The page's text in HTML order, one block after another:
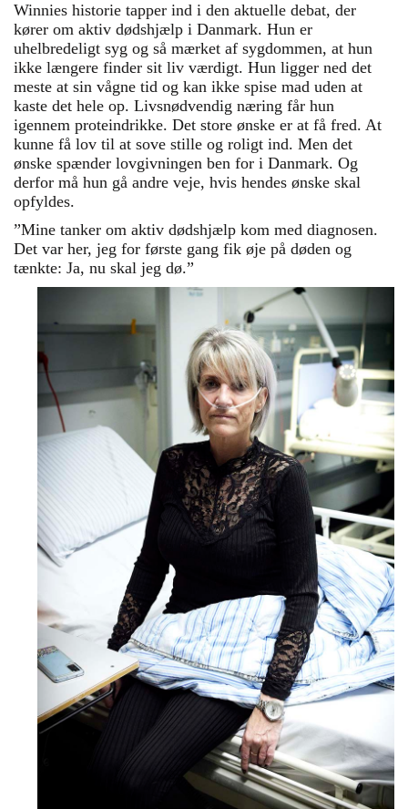
Winnies historie tapper ind i den aktuelle debat, der
kører om aktiv dødshjælp i Danmark. Hun er
uhelbredeligt syg og så mærket af sygdommen, at hun
ikke længere finder sit liv værdigt. Hun ligger ned det
meste at sin vågne tid og kan ikke spise mad uden at
kaste det hele op. Livsnødvendig næring får hun
igennem proteindrikke. Det store ønske er at få fred. At
kunne få lov til at sove stille og roligt ind. Men det
ønske spænder lovgivningen ben for i Danmark. Og
derfor må hun gå andre veje, hvis hendes ønske skal
opfyldes.
”Mine tanker om aktiv dødshjælp kom med diagnosen.
Det var her, jeg for første gang fik øje på døden og
tænkte: Ja, nu skal jeg dø.”